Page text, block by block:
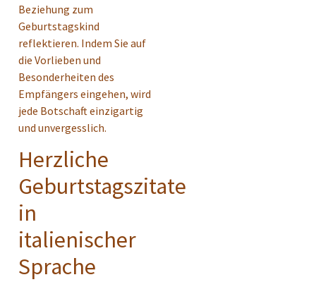
Beziehung zum
Geburtstagskind
reflektieren. Indem Sie auf
die Vorlieben und
Besonderheiten des
Empfängers eingehen, wird
jede Botschaft einzigartig
und unvergesslich.
Herzliche
Geburtstagszitate
in
italienischer
Sprache